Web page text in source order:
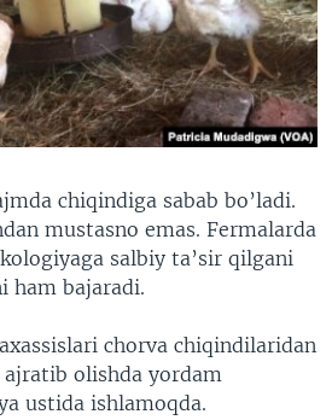
chiqindiga sabab bo’ladi.
mustasno emas. Fermalarda
salbiy ta’sir qilgani
ham bajaradi.
chorva chiqindilaridan
olishda yordam
ustida ishlamoqda.